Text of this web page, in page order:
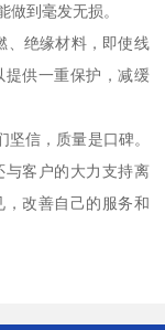
到毫发无损。
、绝缘材料，即使线
提供一重保护，减缓
信，质量是口碑。
与客户的大力支持离
改善自己的服务和